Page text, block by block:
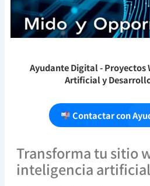
Ayudante Digital- Proyectos
Artificial y
Contactar con
Transforma tu sitio
inteligencia artificial